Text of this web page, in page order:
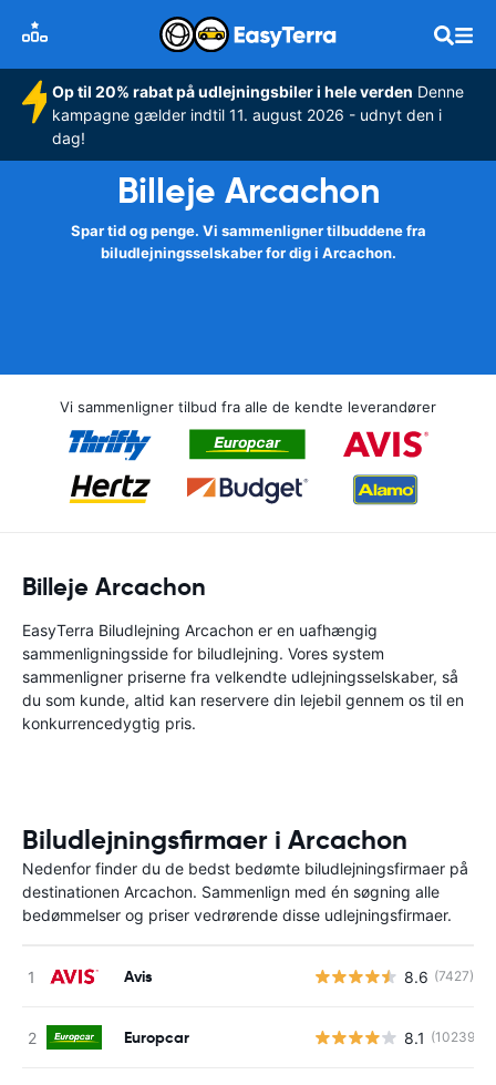
Op til 20% rabat på udlejningsbiler i hele verden Denne
kampagne gælder indtil 11. august 2026 - udnyt den i
dag!
Billeje Arcachon
Spar tid og penge. Vi sammenligner tilbuddene fra
biludlejningsselskaber for dig i Arcachon.
Vi sammenligner tilbud fra alle de kendte leverandører
Billeje Arcachon
EasyTerra Biludlejning Arcachon er en uafhængig
sammenligningsside for biludlejning. Vores system
sammenligner priserne fra velkendte udlejningsselskaber, så
du som kunde, altid kan reservere din lejebil gennem os til en
konkurrencedygtig pris.
Biludlejningsfirmaer i Arcachon
Nedenfor finder du de bedst bedømte biludlejningsfirmaer på
destinationen Arcachon. Sammenlign med én søgning alle
bedømmelser og priser vedrørende disse udlejningsfirmaer.
Avis 8.6 (7427)
Europcar 8.1 (10239)